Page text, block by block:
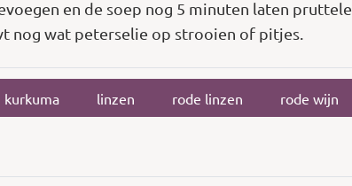
en de soep nog 5 minuten laten
nog wat peterselie op strooien of pitjes.
kurkuma linzen rode linzen rode wijn